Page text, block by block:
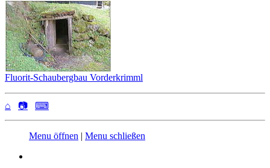
Fluorit-Schaubergbau Vorderkrimml
⌂ 📷 ⌨
Menu öffnen | Menu schließen